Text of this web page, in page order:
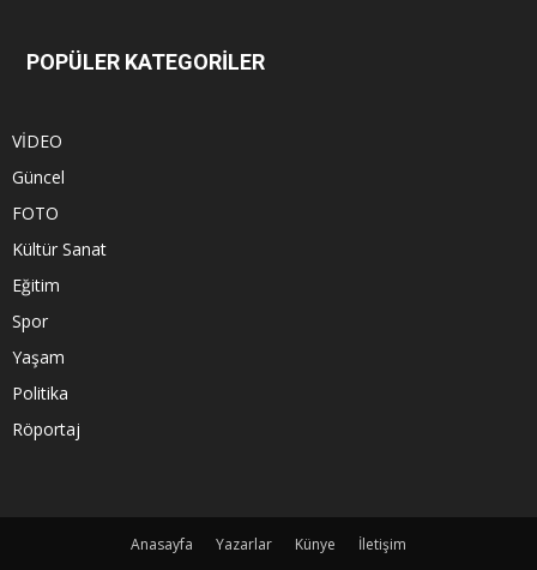
POPÜLER KATEGORİLER
VİDEO
Güncel
FOTO
Kültür Sanat
Eğitim
Spor
Yaşam
Politika
Röportaj
Anasayfa Yazarlar Künye
İletişim